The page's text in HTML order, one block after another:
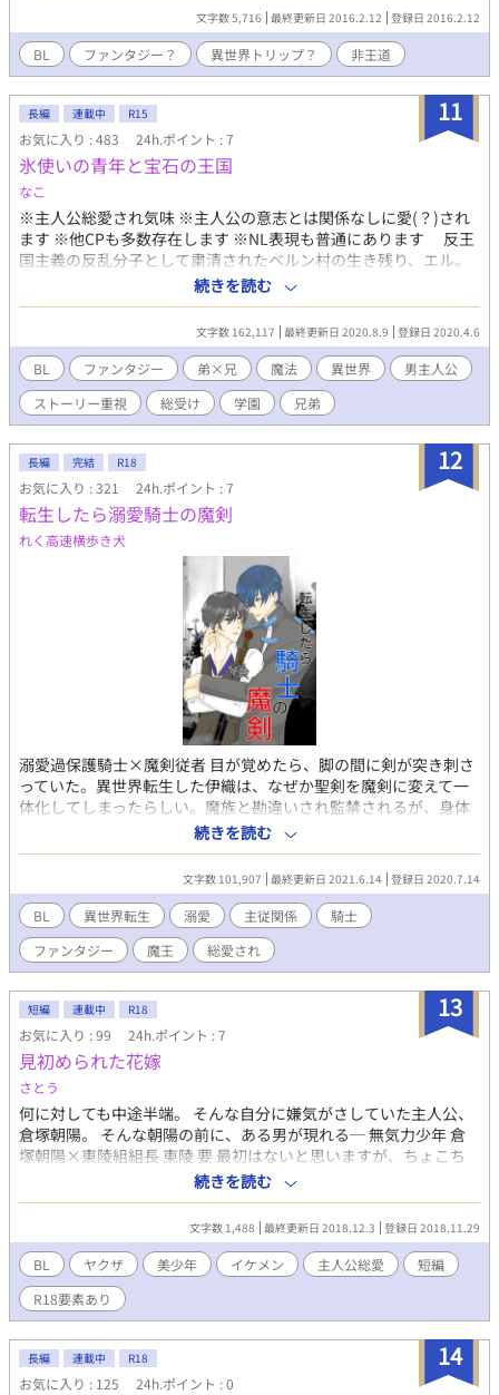
文字数 5,716 最終更新日 2016.2.12 登録日 2016.2.12
BL ファンタジー？ 異世界トリップ？ 非王道
11
長編 連載中 R15
お気に入り : 483 24h.ポイント : 7
氷使いの青年と宝石の王国
なこ
※主人公総愛され気味 ※主人公の意志とは関係なしに愛(？)され
ます ※他CPも多数存在します ※NL表現も普通にあります 反王
国主義の反乱分子として粛清されたベルン村の生き残り、エル。
彼は「精霊の愛し子」という特別な存在で、全属性の精霊と心を
通わせることが出来る唯一の人間であった。 しかし、目の前で
何もかもを奪っていった男、レイモンドの部下として5年間地獄を
味わい続けてきた彼は、その暴虐の中で愛し子としての禁忌に触
れてしまう。 そんな彼は、ついにギルドや騎士団などに所属し
ない「スール」という自由な立場を手にし、スールの中で最も強
い「十傑」の第3位として君臨することとなった。 これは、強
さを得た少年、エルが自分の力で自由に生きていこうとする物
語。 ーー魔法学園編始動。 ※この物語はフィクションです。 ※更
新は大体1~3日置きになります。もう1つの小説「百地くんは愛さ
れる」と交互に更新していきますので、基本不定期です。 ※感想
やリクエストなども、ぜひぜひお待ちしております。 ※キャラの
何人かのイラストなども、下手ながらTwitterに投稿しております
ので、プロフィールから飛んでいただければ嬉しいです。
続きを読む
文字数 162,117 最終更新日 2020.8.9 登録日 2020.4.6
BL ファンタジー 弟×兄 魔法 異世界
男主人公
ストーリー重視
総受け 学園 兄弟
12
長編 完結 R18
お気に入り : 321 24h.ポイント : 7
転生したら溺愛騎士の魔剣
れく高速横歩き犬
溺愛過保護騎士×魔剣従者 目が覚めたら、脚の間に剣が突き刺さ
っていた。異世界転生した伊織は、なぜか聖剣を魔剣に変えて一
体化してしまったらしい。魔族と勘違いされ監禁されるが、身体
を使って魔剣服従を命令された騎士ヴェルジークに助けられる。
自分の身体と聖剣を元に戻す方法を探すために、身を引き受けて
くれた騎士ヴェルジークの溺愛をされながら従者イオとして生活
する事に。 ✼••┈┈⚠┈┈••✼ ・Ｒ１８オリジナルＢＬ （R18は※
表記あり） ・異世界転生 ・固定CP、主人公総愛され ・【Lv1だけ
ど魔王に挑んでいいですか？】と同じ世界観で時間軸はそれより
も少し過去の作品です。人類最大国家クラリシス王国が舞台。 ・
訪問、閲覧、ブクマ等ありがとうございます(*´ω｀*)暖かく見守
って下さると嬉しいです。 ・こちらの作品は、ムーンライトノベ
ルズ//フジョッシーでも掲載しております
続きを読む
文字数 101,907 最終更新日 2021.6.14 登録日 2020.7.14
BL 異世界転生 溺愛 主従関係
騎士
ファンタジー
魔王 総愛され
13
短編 連載中 R18
お気に入り : 99 24h.ポイント : 7
見初められた花嫁
さとう
何に対しても中途半端。 そんな自分に嫌気がさしていた主人公、
倉塚朝陽。 そんな朝陽の前に、ある男が現れる─ 無気力少年 倉
塚朝陽×東陵組組長 東陵 要 最初はないと思いますが、ちょこち
ょこ性的表現入れていきますので、一応【R18】指定しておきま
す。 【R18】の章には＊を題名の横につけておきます 年の差BLで
続きを読む
文字数 1,488 最終更新日 2018.12.3 登録日 2018.11.29
BL ヤクザ 美少年 イケメン 主人公総愛
短編
R18要素あり
14
長編 連載中 R18
お気に入り : 125 24h.ポイント : 0